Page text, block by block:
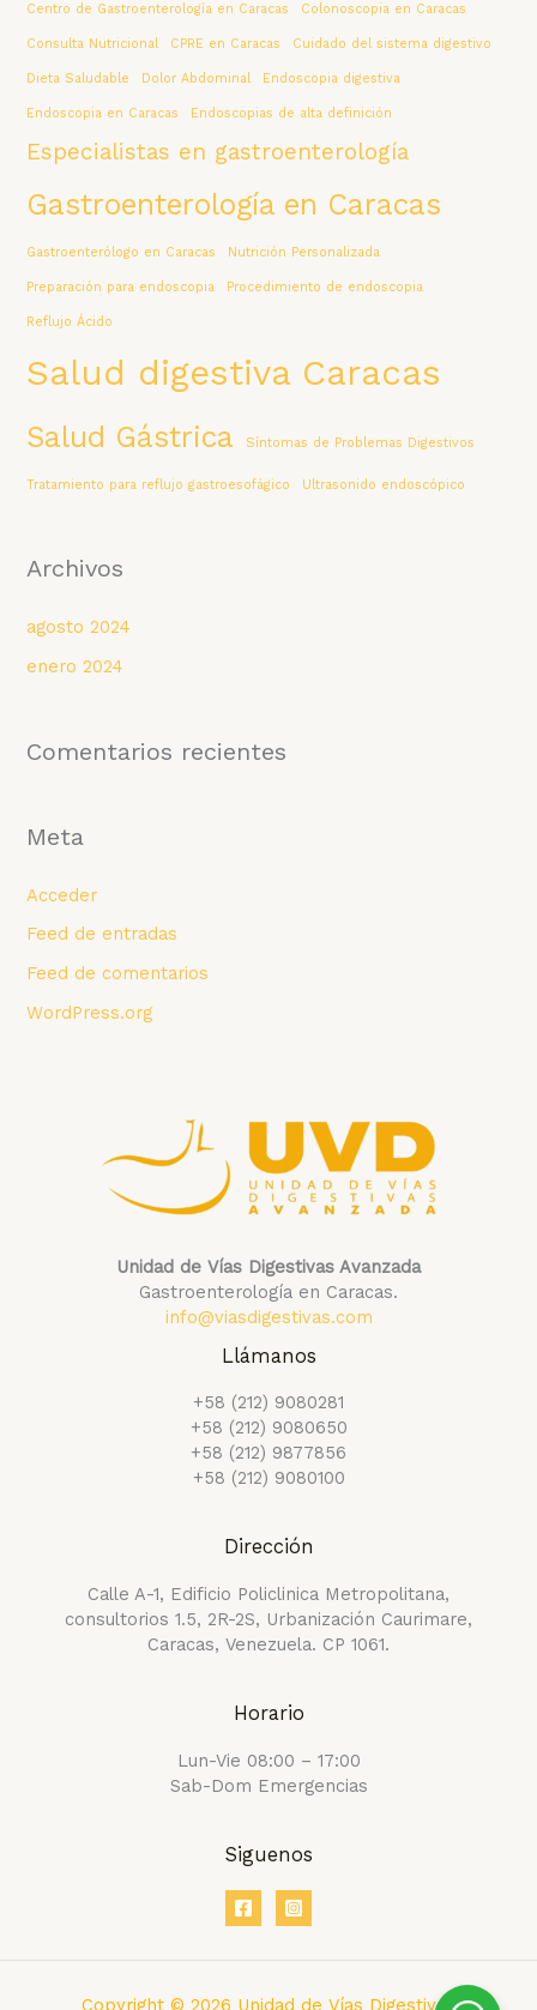
Centro de Gastroenterología en Caracas Colonoscopia en Caracas
Consulta Nutricional CPRE en Caracas Cuidado del sistema digestivo
Dieta Saludable Dolor Abdominal Endoscopia digestiva
Endoscopia en Caracas Endoscopias de alta definición
Especialistas en gastroenterología
Gastroenterología en Caracas
Gastroenterólogo en Caracas Nutrición Personalizada
Preparación para endoscopia Procedimiento de endoscopia
Reflujo Ácido
Salud digestiva Caracas
Salud Gástrica Síntomas de Problemas Digestivos
Tratamiento para reflujo gastroesofágico Ultrasonido endoscópico
Archivos
agosto 2024
enero 2024
Comentarios recientes
Meta
Acceder
Feed de entradas
Feed de comentarios
WordPress.org
Unidad de Vías Digestivas Avanzada
Gastroenterología en Caracas.
info@viasdigestivas.com
Llámanos
+58 (212) 9080281
+58 (212) 9080650
+58 (212) 9877856
+58 (212) 9080100
Dirección
Calle A-1, Edificio Policlinica Metropolitana,
consultorios 1.5, 2R-2S, Urbanización Caurimare,
Caracas, Venezuela. CP 1061.
Horario
Lun-Vie 08:00 – 17:00
Sab-Dom Emergencias
Siguenos
Copyright © 2026 Unidad de Vías Digestivas